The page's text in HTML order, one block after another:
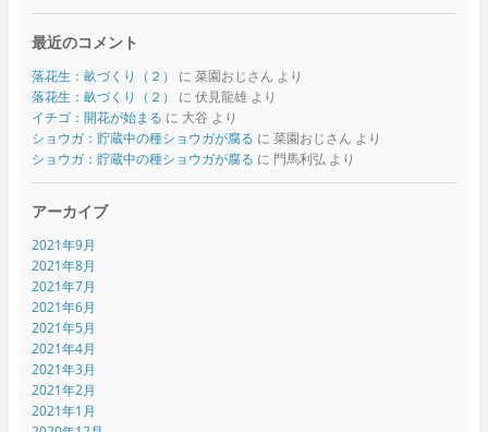
最近のコメント
落花生：畝づくり（２） に 菜園おじさん より
落花生：畝づくり（２）
に 伏見龍雄より
イチゴ：開花が始まる に 大谷 より
ショウガ：貯蔵中の種ショウガが腐る に 菜園おじさん より
ショウガ：貯蔵中の種ショウガが腐る に 門馬利弘 より
アーカイブ
2021年9月
2021年8月
2021年7月
2021年6月
2021年5月
2021年4月
2021年3月
2021年2月
2021年1月